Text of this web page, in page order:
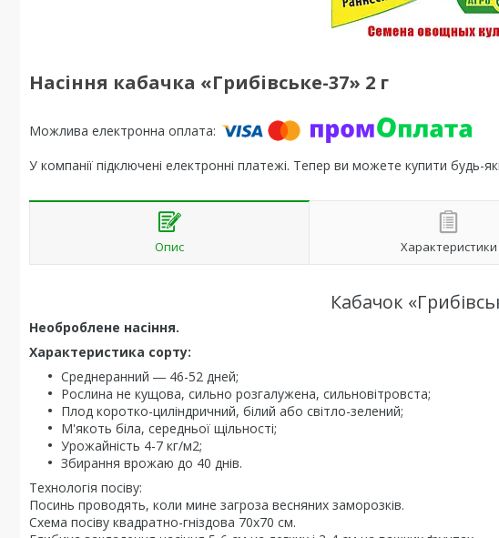
Насіння кабачка «Грибівське-37» 2 г
У компанії підключені електронні платежі. Тепер ви можете купити будь-
Опис Характеристики
Кабачок
Необроблене насіння.
Характеристика сорту:
Среднеранний ― 46-52 дней;
Рослина не кущова, сильно розгалужена, сильновітровста;
Плод коротко-циліндричний, білий або світло-зелений;
М'якоть біла, середньої щільності;
Урожайність 4-7 кг/м2;
Збирання врожаю до 40 днів.
Технологія посіву:
Посинь проводять, коли мине загроза весняних заморозків.
Схема посіву квадратно-гніздова 70x70 см.